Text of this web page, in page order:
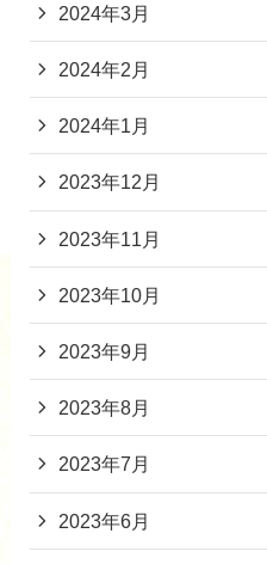
2024年3月
2024年2月
2024年1月
2023年12月
2023年11月
2023年10月
2023年9月
2023年8月
2023年7月
2023年6月